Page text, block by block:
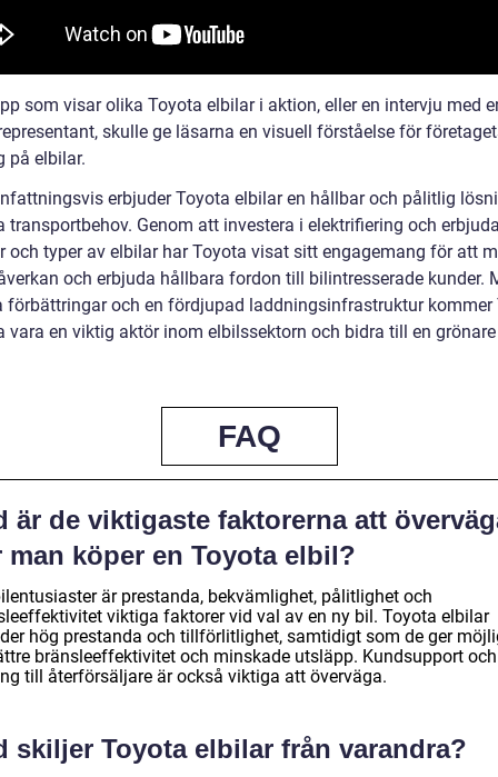
som visar olika Toyota elbilar i aktion, eller en intervju med
skulle ge läsarna en visuell förståelse för
på elbilar.
erbjuder Toyota elbilar en hållbar och pålitlig
transportbehov. Genom att investera i elektrifiering och
och typer av elbilar har Toyota visat sitt engagemang för att
och erbjuda hållbara fordon till bilintresserade kunder.
förbättringar och en fördjupad laddningsinfrastruktur kommer
vara en viktig aktör inom elbilssektorn och bidra till en grönare
FAQ
är de viktigaste faktorerna att
man köper en Toyota elbil?
är prestanda, bekvämlighet, pålitlighet och
viktiga faktorer vid val av en ny bil. Toyota elbilar
hög prestanda och tillförlitlighet, samtidigt som de ger
bränsleeffektivitet och minskade utsläpp. Kundsupport och
till återförsäljare är också viktiga att överväga.
skiljer Toyota elbilar från varandra?